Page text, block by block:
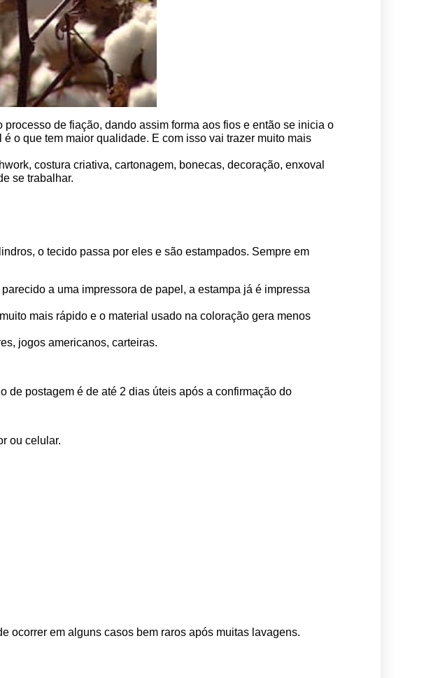
de fiação, dando assim forma aos fios e então se inicia o
o que tem maior qualidade. E com isso vai trazer muito mais
costura criativa, cartonagem, bonecas, decoração, enxoval
se trabalhar.
o tecido passa por eles e são estampados. Sempre em
a uma impressora de papel, a estampa já é impressa
mais rápido e o material usado na coloração gera menos
jogos americanos, carteiras.
de postagem é de até 2 dias úteis após a confirmação do
ou celular.
ocorrer em alguns casos bem raros após muitas lavagens.